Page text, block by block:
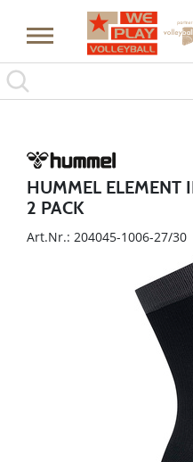
HUMMEL ELEMENT
2 PACK
Art.Nr.: 204045-1006-27/30